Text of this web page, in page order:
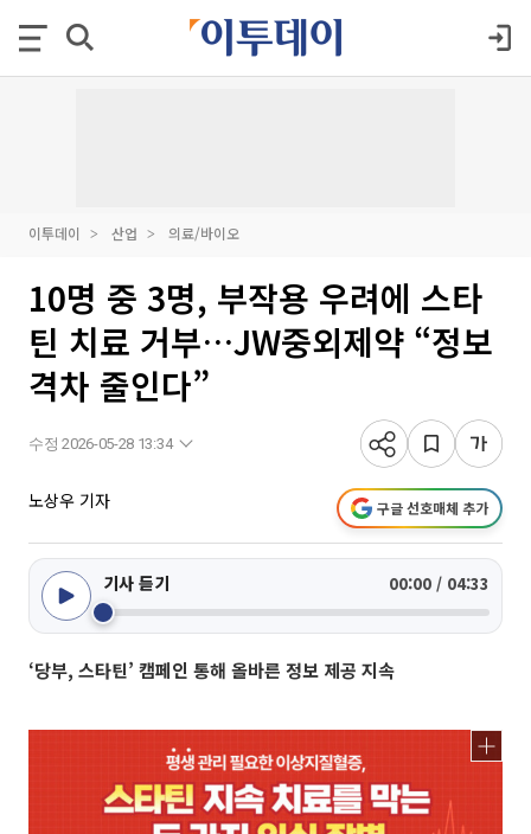
이투데이 산업 의료/바이오
10명 중 3명, 부작용 우려에 스타
틴 치료 거부…JW중외제약 “정보
격차 줄인다”
수정 2026-05-28 13:34
노상우 기자 구글 선호매체 추가
기사 듣기 00:00 / 04:33
‘당부, 스타틴’ 캠페인 통해 올바른 정보 제공 지속